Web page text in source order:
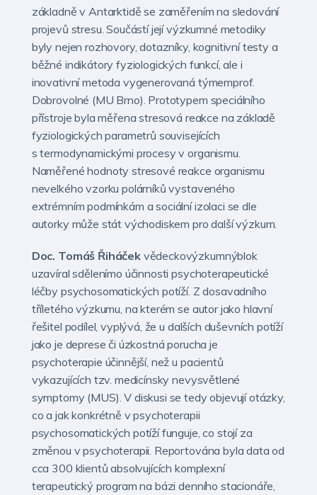
základně v Antarktidě se zaměřením na sledování
projevů stresu. Součástí její výzkumné metodiky
byly nejen rozhovory, dotazníky, kognitivní testy a
běžné indikátory fyziologických funkcí, ale i
inovativní metoda vygenerovaná týmemprof.
Dobrovolné (MU Brno). Prototypem speciálního
přístroje byla měřena stresová reakce na základě
fyziologických parametrů souvisejících
s termodynamickými procesy v organismu.
Naměřené hodnoty stresové reakce organismu
nevelkého vzorku polárníků vystaveného
extrémním podmínkám a sociální izolaci se dle
autorky může stát východiskem pro další výzkum.
Doc. Tomáš Řiháčekvědeckovýzkumnýblok
uzavíral sdělenímo účinnosti psychoterapeutické
léčby psychosomatických potíží. Z dosavadního
tříletého výzkumu, na kterém se autor jako hlavní
řešitel podílel, vyplývá, že u dalších duševních potíží
jako je deprese či úzkostná porucha je
psychoterapie účinnější, než u pacientů
vykazujících tzv. medicínsky nevysvětlené
symptomy (MUS). V diskusi se tedy objevují otázky,
co a jak konkrétně v psychoterapii
psychosomatických potíží funguje, co stojí za
změnou v psychoterapii. Reportována byla data od
cca 300 klientů absolvujících komplexní
terapeutický program na bázi denního stacionáře,